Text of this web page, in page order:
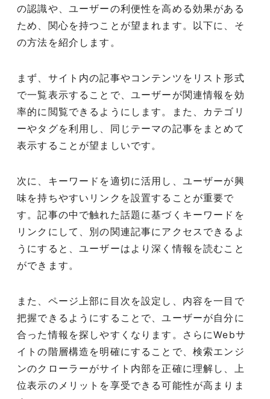
の認識や、ユーザーの利便性を高める効果がある
ため、関心を持つことが望まれます。以下に、そ
の方法を紹介します。
まず、サイト内の記事やコンテンツをリスト形式
で一覧表示することで、ユーザーが関連情報を効
率的に閲覧できるようにします。また、カテゴリ
ーやタグを利用し、同じテーマの記事をまとめて
表示することが望ましいです。
次に、キーワードを適切に活用し、ユーザーが興
味を持ちやすいリンクを設置することが重要で
す。記事の中で触れた話題に基づくキーワードを
リンクにして、別の関連記事にアクセスできるよ
うにすると、ユーザーはより深く情報を読むこと
ができます。
また、ページ上部に目次を設定し、内容を一目で
把握できるようにすることで、ユーザーが自分に
合った情報を探しやすくなります。さらにWebサ
イトの階層構造を明確にすることで、検索エンジ
ンのクローラーがサイト内部を正確に理解し、上
位表示のメリットを享受できる可能性が高まりま
047-114-3111 平日AM9:30~PM8:00
無料相談・
お問い合わせ
サイトSEO診断
申し込み